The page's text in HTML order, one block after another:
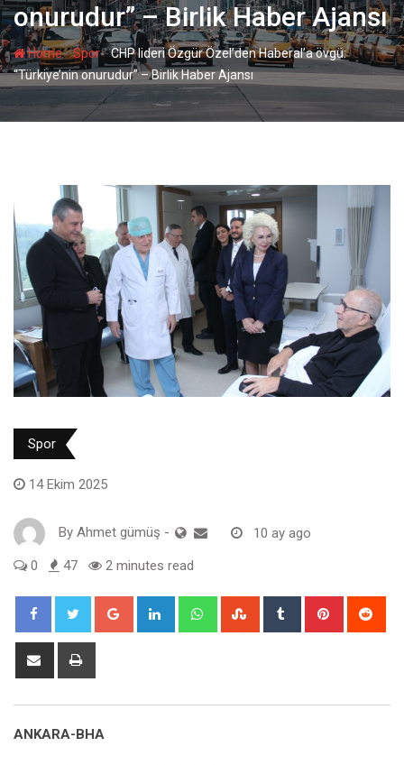
onurudur” – Birlik Haber Ajansı
Home-Spor-CHP lideri Özgür Özel’den Haberal’a övgü:
“Türkiye’nin onurudur” – Birlik Haber Ajansı
Spor
14 Ekim 2025
By Ahmet gümüş - 10 ay ago
0 47 2 minutes read
Google+ LinkedIn WhatsappStumbleUpon
Tumblr Pinterest
Share
ANKARA-BHA